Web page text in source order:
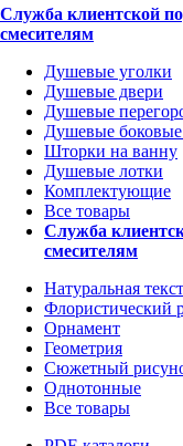
Служба клиентской
смесителям
Душевые уголки
Душевые двери
Душевые
Душевые
Шторки на ванну
Душевые лотки
Комплектующие
Все товары
Служба
смесителям
Натуральная
Флористический
Орнамент
Геометрия
Сюжетный
Однотонные
Все товары